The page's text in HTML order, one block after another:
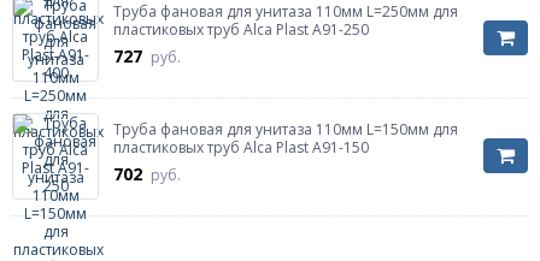
Труба фановая для унитаза 110мм L=250мм для
пластиковых труб Alca Plast A91-250
727 руб.
Труба фановая для унитаза 110мм L=150мм для
пластиковых труб Alca Plast A91-150
702 руб.